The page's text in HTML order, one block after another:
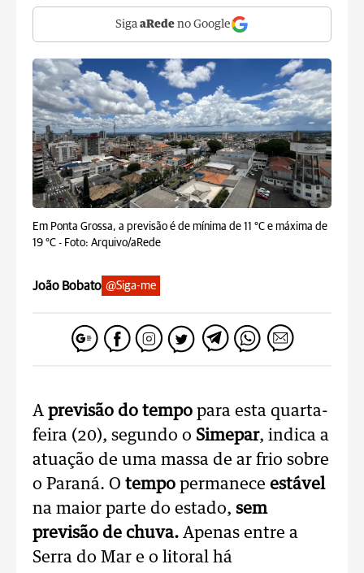
Siga aRede no Google
Em Ponta Grossa, a previsão é de mínima de 11 °C e máxima de
19 °C - Foto: Arquivo/aRede
João Bobato @Siga-me
A previsão do tempo para esta quarta-
feira (20), segundo o Simepar, indica a
atuação de uma massa de ar frio sobre
o Paraná. O tempo permanece estável
na maior parte do estado, sem
previsão de chuva. Apenas entre a
Serra do Mar e o litoral há